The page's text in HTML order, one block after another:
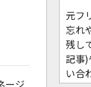
元フ
忘れ
残し
記事
い合